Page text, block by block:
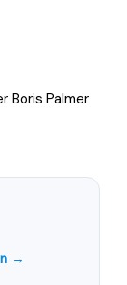
Boris Palmer
→